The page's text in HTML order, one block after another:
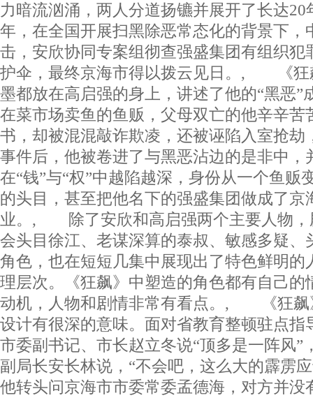
力暗流汹涌，两人分道扬镳并展开了长达20
年，在全国开展扫黑除恶常态化的背景下，
击，安欣协同专案组彻查强盛集团有组织犯
护伞，最终京海市得以拨云见日。, 《狂
墨都放在高启强的身上，讲述了他的“黑恶”
在菜市场卖鱼的鱼贩，父母双亡的他辛辛苦
书，却被混混敲诈欺凌，还被诬陷入室抢劫
事件后，他被卷进了与黑恶沾边的是非中，
在“钱”与“权”中越陷越深，身份从一个鱼贩
的头目，甚至把他名下的强盛集团做成了京
业。, 除了安欣和高启强两个主要人物，
会头目徐江、老谋深算的泰叔、敏感多疑、
角色，也在短短几集中展现出了特色鲜明的
理层次。《狂飙》中塑造的角色都有自己的
动机，人物和剧情非常有看点。, 《狂飙
设计有很深的意味。面对省教育整顿驻点指
市委副书记、市长赵立冬说“顶多是一阵风”
副局长安长林说，“不会吧，这么大的霹雳
他转头问京海市市委常委孟德海，对方并没